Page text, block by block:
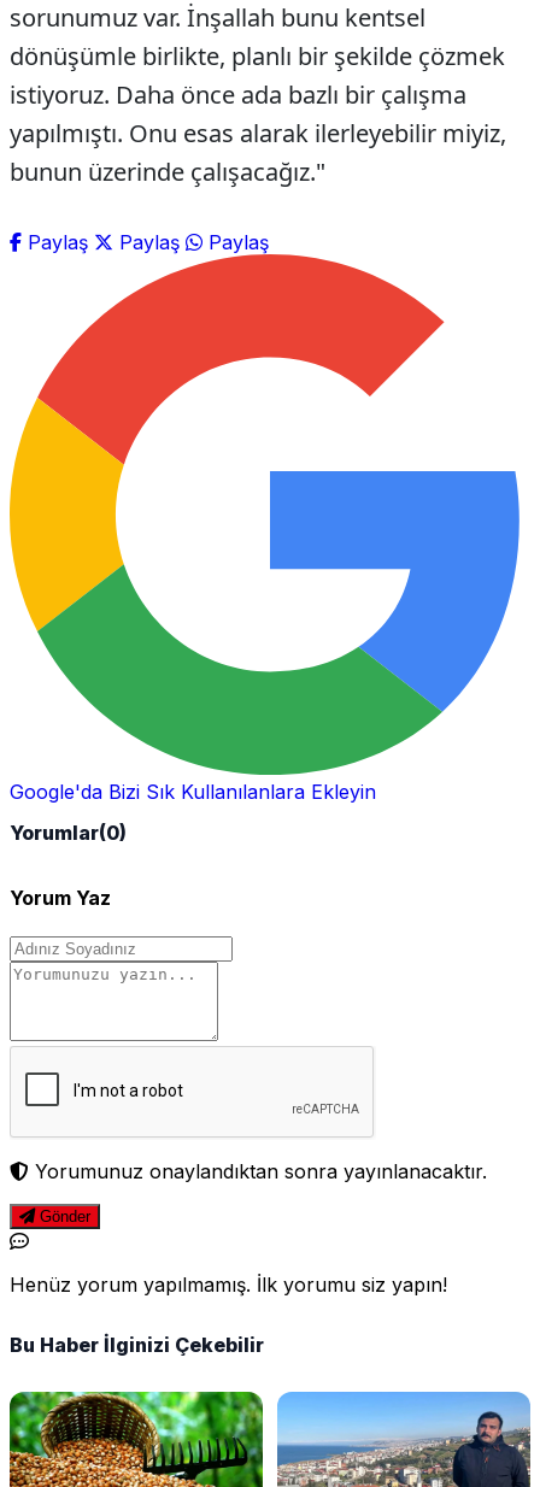
sorunumuz var. İnşallah bunu kentsel
dönüşümle birlikte, planlı bir şekilde çözmek
istiyoruz. Daha önce ada bazlı bir çalışma
yapılmıştı. Onu esas alarak ilerleyebilir miyiz,
bunun üzerinde çalışacağız."
Paylaş Paylaş Paylaş
Google'da Bizi Sık Kullanılanlara Ekleyin
Yorumlar(0)
Yorum Yaz
Yorumunuz onaylandıktan sonra yayınlanacaktır.
Gönder
Henüz yorum yapılmamış. İlk yorumu siz yapın!
Bu Haber İlginizi Çekebilir